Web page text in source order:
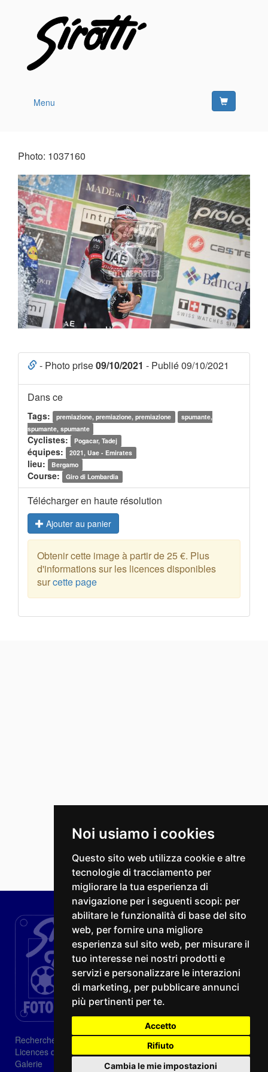
Noi usiamo i cookies
Questo sito web utilizza cookie e altre
tecnologie di tracciamento per
migliorare la tua esperienza di
navigazione per i seguenti scopi: per
abilitare le funzionalità di base del sito
web, per fornire una migliore
esperienza sul sito web, per misurare il
tuo interesse nei nostri prodotti e
servizi e personalizzare le interazioni
di marketing, per pubblicare annunci
più pertinenti per te.
Accetto
Rifiuto
Cambia le mie impostazioni
Menu
Photo: 1037160
- Photo prise09/10/2021 - Publié 09/10/2021
Dans ce
Tags: premiazione, premiazione, premiazione
spumante,
spumante, spumante
Cyclistes: Pogacar, Tadej
équipes: 2021, Uae - Emirates
lieu: Bergamo
Course: Giro di Lombardia
Télécharger en haute résolution
Ajouter au panier
Obtenir cette image à partir de 25 €. Plus
d'informations sur les licences disponibles
surcette page
Recherche
Licences d'image
Galerie